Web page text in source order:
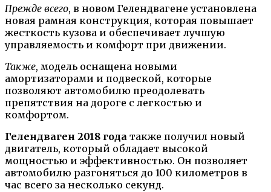
Прежде всего, в новом Гелендвагене установлена
новая рамная конструкция, которая повышает
жесткость кузова и обеспечивает лучшую
управляемость и комфорт при движении.
Также, модель оснащена новыми
амортизаторами и подвеской, которые
позволяют автомобилю преодолевать
препятствия на дороге с легкостью и
комфортом.
Гелендваген 2018 года также получил новый
двигатель, который обладает высокой
мощностью и эффективностью. Он позволяет
автомобилю разгоняться до 100 километров в
час всего за несколько секунд.